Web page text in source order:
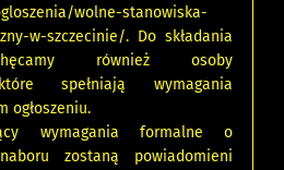
wolne-stanowiska-
w-szczecinie/. Do składania
również osoby
spełniają wymagania
ogłoszeniu.
wymagania formalne o
zostaną powiadomieni